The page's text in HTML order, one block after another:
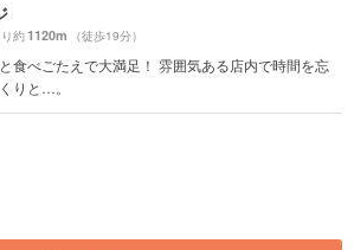
約1120m （徒歩19分）
食べごたえで大満足！ 雰囲気ある店内で時間を忘
りと…。